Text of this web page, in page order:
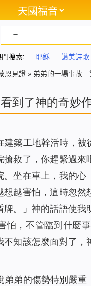
天國福音
門搜索: 耶穌 讚美詩歌
恩見證 » 弟弟的一場事故
到了神的奇妙
建築工地幹活時，
救了，你趕緊過
坐在車上，我的
想越害怕，這時忽然
。
」神的話語使我
怕，不管臨到什麼
知該怎麼面對了
弟弟的傷勢特別嚴